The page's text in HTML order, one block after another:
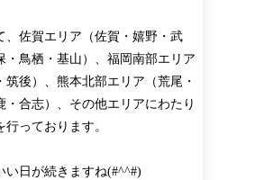
、佐賀エリア（佐賀・嬉野・武
・鳥栖・基山）、福岡南部エリア
筑後）、熊本北部エリア（荒尾・
合志）、その他エリアにわたり
っております。
い日が続きますね(#^^#)